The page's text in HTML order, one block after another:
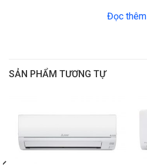
dàn nóng
Chiều dài lắp
Tối thiểu: 4m |
Tiêu chuẩn:
Đọc thêm
SẢN PHẨM TƯƠNG TỰ